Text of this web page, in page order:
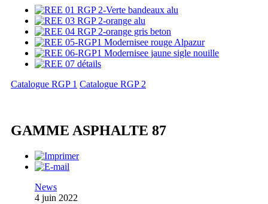
Catalogue RGP 1 Catalogue RGP 2
GAMME ASPHALTE 87
News
4 juin 2022